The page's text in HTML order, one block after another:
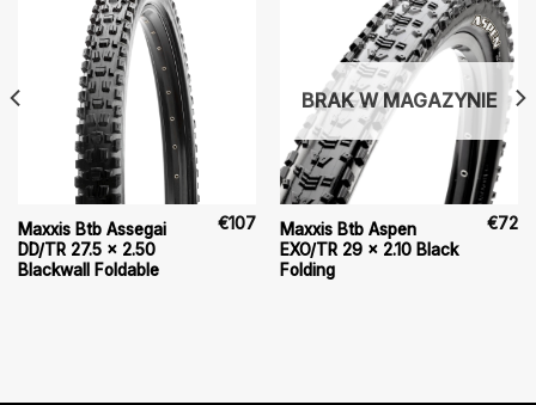
Maxxis Btb Assegai
DD/TR 27.5 x 2.50
Blackwall Foldable
€107
BRAK W MAGAZYNIE
Maxxis Btb Aspen
EXO/TR 29 x 2.10 Black
Folding
€72